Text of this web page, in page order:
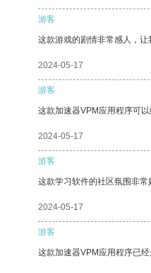
游客
这款游戏的剧情非常感人，让
2024-05-17
游客
这款加速器VPM应用程序可
2024-05-17
游客
这款学习软件的社区氛围非常
2024-05-17
游客
这款加速器VPM应用程序已